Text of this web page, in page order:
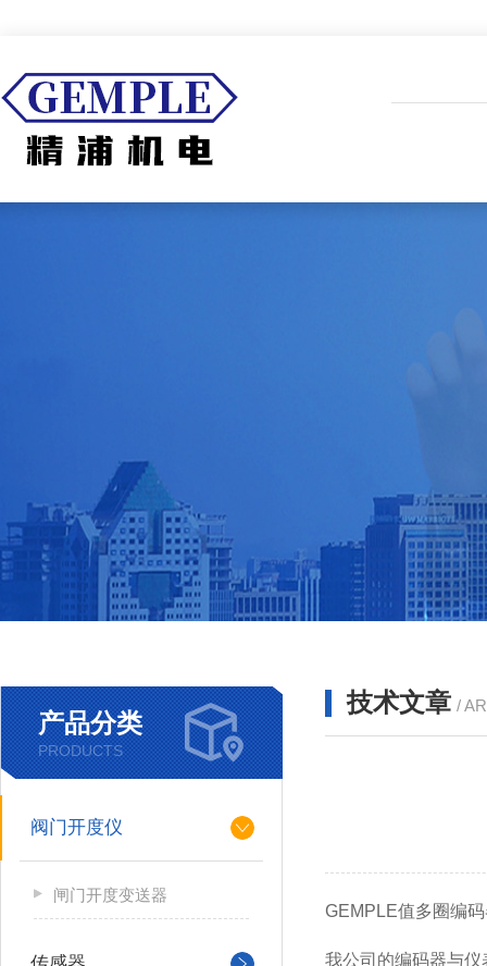
产品分类
PRODUCTS
阀门开度仪
闸门开度变送器
技术文章 /
GEMPLE值多圈编
我公司的编码器与